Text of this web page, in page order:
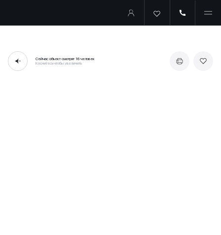
Сейчас объект смотрят16 человек
Коснитесь чтобы увеличить